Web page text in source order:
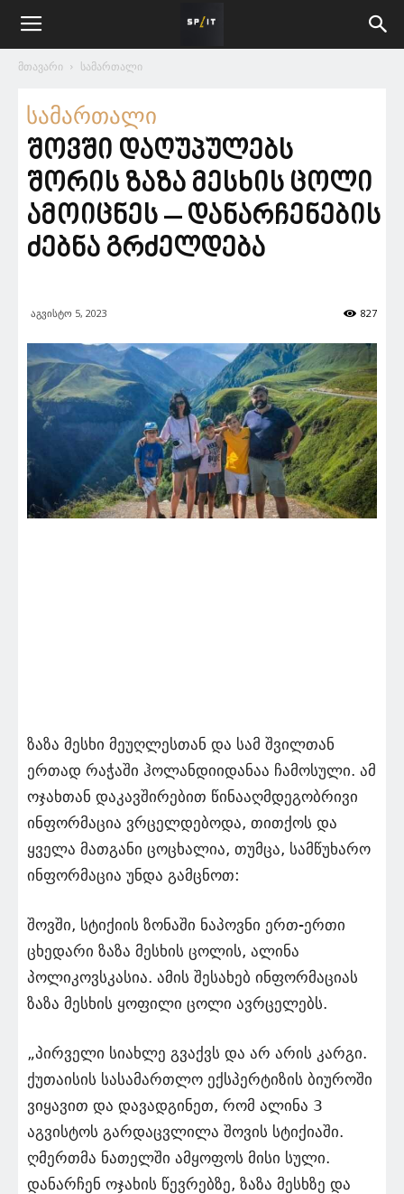
მთავარი სამართალი
სამართალი
შოვში დაღუპულებს
შორის ზაზა მესხის ცოლი
ამოიცნეს – დანარჩენების
ძებნა გრძელდება
აგვისტო 5, 2023 827
ზაზა მესხი მეუღლესთან და სამ შვილთან
ერთად რაჭაში ჰოლანდიიდანაა ჩამოსული. ამ
ოჯახთან დაკავშირებით წინააღმდეგობრივი
ინფორმაცია ვრცელდებოდა, თითქოს და
ყველა მათგანი ცოცხალია, თუმცა, სამწუხარო
ინფორმაცია უნდა გამცნოთ:
შოვში, სტიქიის ზონაში ნაპოვნი ერთ-ერთი
ცხედარი ზაზა მესხის ცოლის, ალინა
პოლიკოვსკასია. ამის შესახებ ინფორმაციას
ზაზა მესხის ყოფილი ცოლი ავრცელებს.
„პირველი სიახლე გვაქვს და არ არის კარგი.
ქუთაისის სასამართლო ექსპერტიზის ბიუროში
ვიყავით და დავადგინეთ, რომ ალინა 3
აგვისტოს გარდაცვლილა შოვის სტიქიაში.
ღმერთმა ნათელში ამყოფოს მისი სული.
დანარჩენ ოჯახის წევრებზე, ზაზა მესხზე და